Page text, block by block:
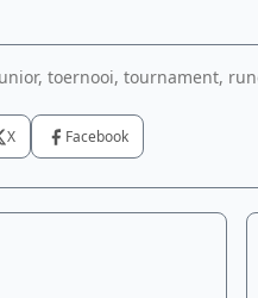
toernooi, tournament,
X Facebook